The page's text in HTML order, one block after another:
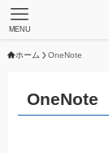
MENU
ホーム OneNote
OneNote